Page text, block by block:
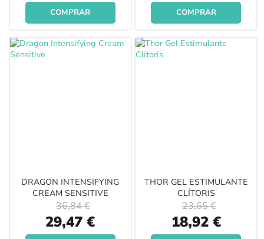
COMPRAR COMPRAR
DRAGON INTENSIFYING
CREAM SENSITIVE
Special
Price
29,47 €
36,84 €
THOR GEL ESTIMULANTE
CLÍTORIS
Special
Price
18,92 €
23,65 €